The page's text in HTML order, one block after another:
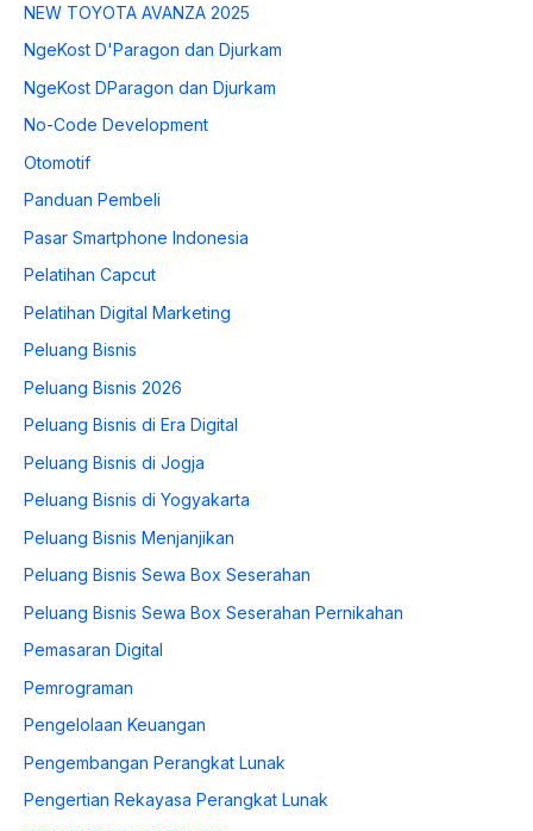
NEW TOYOTA AVANZA 2025
NgeKost D'Paragon dan Djurkam
NgeKost DParagon dan Djurkam
No-Code Development
Otomotif
Panduan Pembeli
Pasar Smartphone Indonesia
Pelatihan Capcut
Pelatihan Digital Marketing
Peluang Bisnis
Peluang Bisnis 2026
Peluang Bisnis di Era Digital
Peluang Bisnis di Jogja
Peluang Bisnis di Yogyakarta
Peluang Bisnis Menjanjikan
Peluang Bisnis Sewa Box Seserahan
Peluang Bisnis Sewa Box Seserahan Pernikahan
Pemasaran Digital
Pemrograman
Pengelolaan Keuangan
Pengembangan Perangkat Lunak
Pengertian Rekayasa Perangkat Lunak